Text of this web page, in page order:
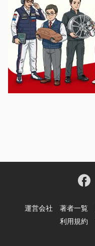
運営会社 著者一覧
利用規約